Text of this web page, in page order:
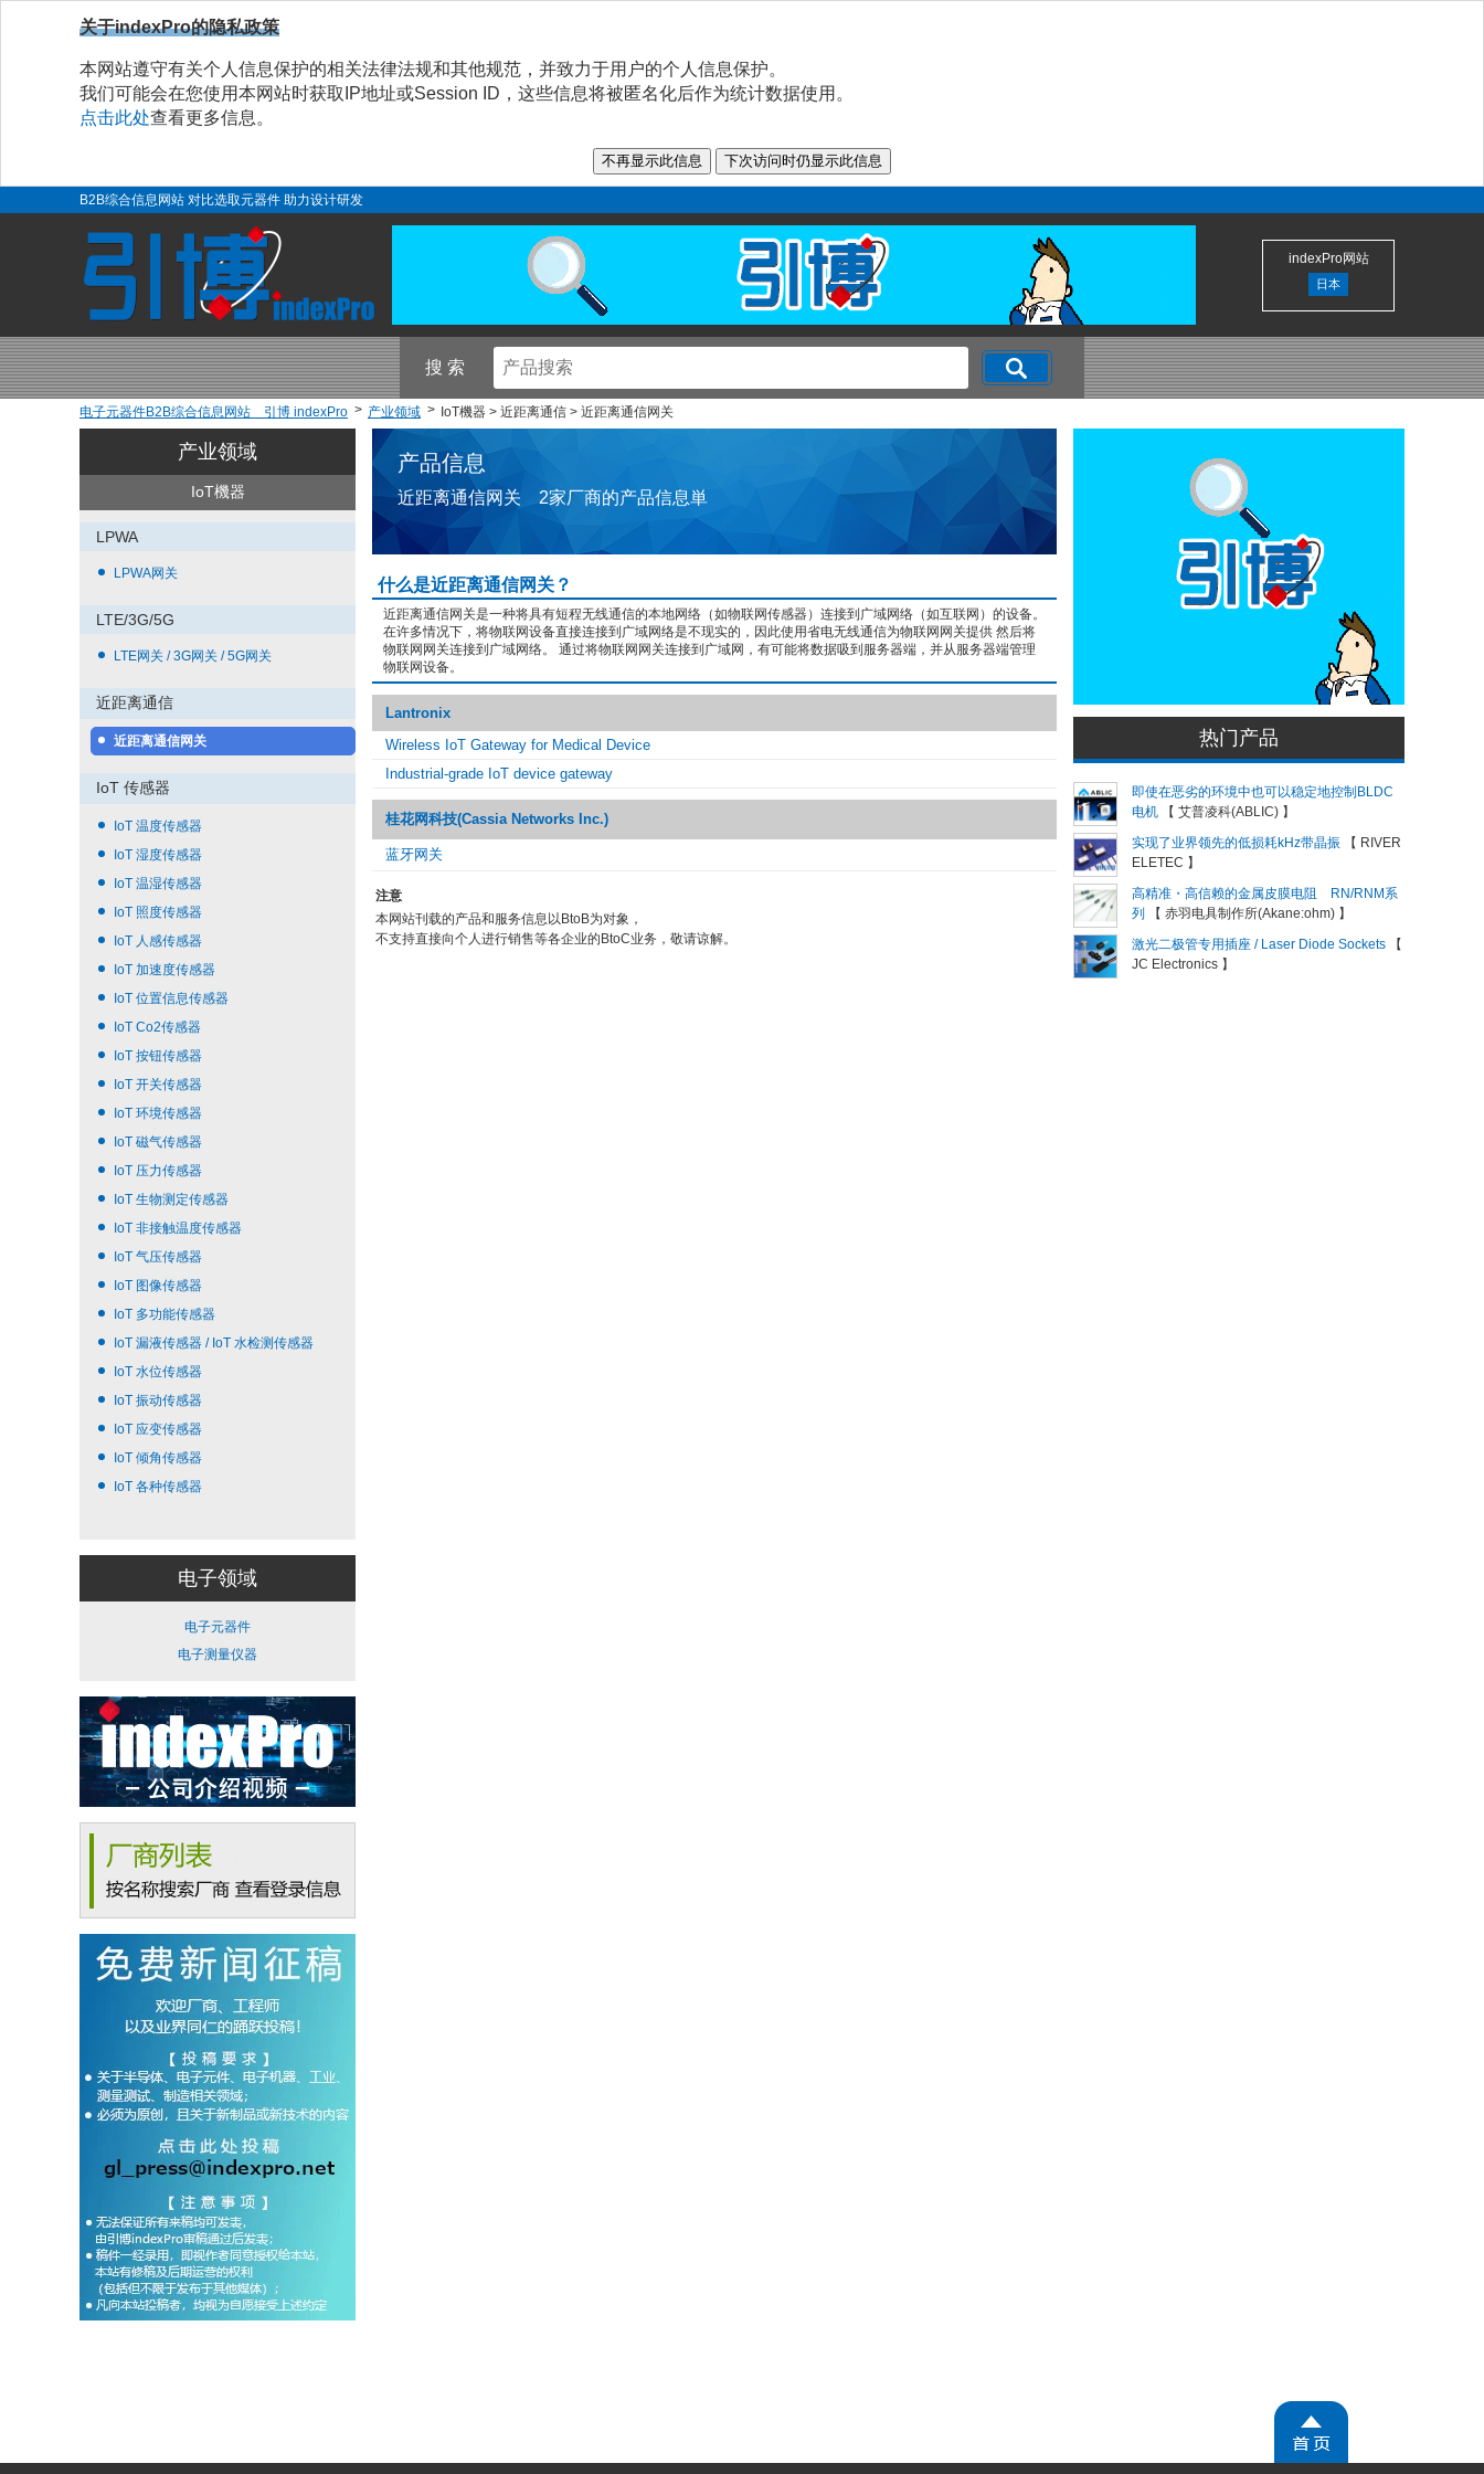
关于indexPro的隐私政策
本网站遵守有关个人信息保护的相关法律法规和其他规范，并致力于用户的个人信息保护。
我们可能会在您使用本网站时获取IP地址或Session ID，这些信息将被匿名化后作为统计数据使用。
点击此处查看更多信息。
B2B综合信息网站 对比选取元器件 助力设计研发
indexPro网站
日本
搜 索
电子元器件B2B综合信息网站 引博 indexPro 产业领域 IoT機器 > 近距离通信 > 近距离通信网关
产业领域
IoT機器
LPWA
LPWA网关
LTE/3G/5G
LTE网关 / 3G网关 / 5G网关
近距离通信
近距离通信网关
IoT 传感器
IoT 温度传感器
IoT 湿度传感器
IoT 温湿传感器
IoT 照度传感器
IoT 人感传感器
IoT 加速度传感器
IoT 位置信息传感器
IoT Co2传感器
IoT 按钮传感器
IoT 开关传感器
IoT 环境传感器
IoT 磁气传感器
IoT 压力传感器
IoT 生物测定传感器
IoT 非接触温度传感器
IoT 气压传感器
IoT 图像传感器
IoT 多功能传感器
IoT 漏液传感器 / IoT 水检测传感器
IoT 水位传感器
IoT 振动传感器
IoT 应变传感器
IoT 倾角传感器
IoT 各种传感器
电子领域
电子元器件
电子测量仪器
产品信息
近距离通信网关 2家厂商的产品信息単
什么是近距离通信网关？
近距离通信网关是一种将具有短程无线通信的本地网络（如物联网传感器）连接到广域网络（如互联网）的设备。
在许多情况下，将物联网设备直接连接到广域网络是不现实的，因此使用省电无线通信为物联网网关提供 然后将
物联网网关连接到广域网络。 通过将物联网网关连接到广域网，有可能将数据吸到服务器端，并从服务器端管理
物联网设备。
Lantronix
Wireless IoT Gateway for Medical Device
Industrial-grade IoT device gateway
桂花网科技(Cassia Networks Inc.)
蓝牙网关
注意
本网站刊载的产品和服务信息以BtoB为对象，
不支持直接向个人进行销售等各企业的BtoC业务，敬请谅解。
热门产品
即使在恶劣的环境中也可以稳定地控制BLDC
电机
【 艾普凌科(ABLIC) 】
实现了业界领先的低损耗kHz带晶振
【 RIVER
ELETEC 】
高精准・高信赖的金属皮膜电阻 RN/RNM系
列
【 赤羽电具制作所(Akane:ohm) 】
激光二极管专用插座 / Laser Diode Sockets
【
JC Electronics 】